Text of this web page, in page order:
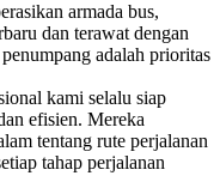
armada bus,
dan terawat dengan
adalah prioritas
kami selalu siap
efisien. Mereka
tentang rute perjalanan
tahap perjalanan